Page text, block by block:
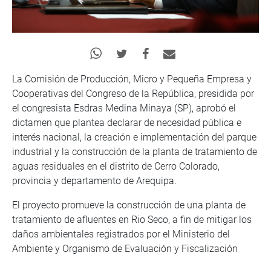
La Comisión de Producción, Micro y Pequeña Empresa y
Cooperativas del Congreso de la República, presidida por
el congresista Esdras Medina Minaya (SP), aprobó el
dictamen que plantea declarar de necesidad pública e
interés nacional, la creación e implementación del parque
industrial y la construcción de la planta de tratamiento de
aguas residuales en el distrito de Cerro Colorado,
provincia y departamento de Arequipa.
El proyecto promueve la construcción de una planta de
tratamiento de afluentes en Rio Seco, a fin de mitigar los
daños ambientales registrados por el Ministerio del
Ambiente y Organismo de Evaluación y Fiscalización